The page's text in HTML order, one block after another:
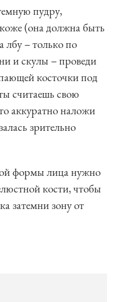
пудру,
(она должна быть
лбу – только по
и скулы – проведи
косточки под
считаешь свою
аккуратно наложи
зрительно
формы лица нужно
кости, чтобы
затемни зону от